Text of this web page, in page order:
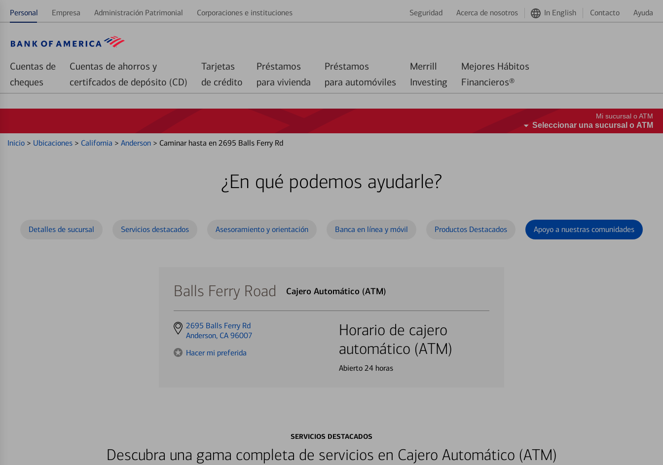
Personal Empresa Administración Patrimonial Corporaciones e instituciones Seguridad Acerca de nosotros In English Contacto Ayuda
Cuentas de
cheques
Cuentas de ahorros y
certifcados de depósito (CD)
Tarjetas
de crédito
Préstamos
para vivienda
Préstamos
para automóviles
Merrill
Investing
Mejores Hábitos
Financieros®
Mi sucursal o ATM
Seleccionar una sucursal o ATM
Inicio > Ubicaciones > California > Anderson > Caminar hasta en 2695 Balls Ferry Rd
¿En qué podemos ayudarle?
Detalles de sucursal Servicios destacados Asesoramiento y orientación Banca en línea y móvil Productos Destacados Apoyo a nuestras comunidades
Balls Ferry Road Cajero Automático (ATM)
Get
directions
2695 Balls Ferry Rd
Anderson, CA 96007
Hacer mi preferida
Horario de cajero
automático (ATM)
Abierto 24 horas
SERVICIOS DESTACADOS
Descubra una gama completa de servicios en Cajero Automático (ATM)